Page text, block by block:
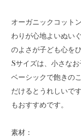
オーガニックコット
わりが心地よいぬい
のよさが子ども心を
Sサイズは、小さな
ベーシックで飽きの
だけるとうれしいで
もおすすめです。
素材：